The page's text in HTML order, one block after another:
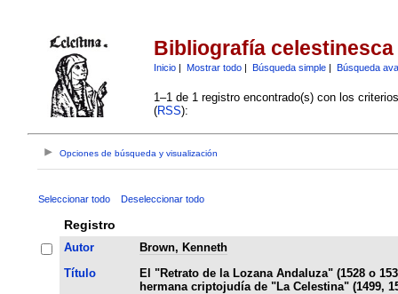
Bibliografía celestinesca
Inicio| Mostrar todo| Búsqueda simple| Búsqueda
1–1 de 1 registro encontrado(s) con los
(RSS):
Opciones de búsqueda y visualización
Seleccionar todo Deseleccionar todo
Registro
Autor
Brown, Kenneth
Título
El "Retrato de la Lozana Andaluza" (1528 o
hermana criptojudía de "La Celestina" (1499,